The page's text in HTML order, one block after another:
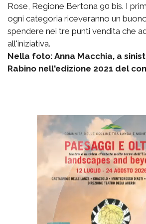
Rose, Regione Bertona 90 bis. I
ogni categoria riceveranno un
spendere nei tre punti vendita che
all'iniziativa.
Nella foto: Anna Macchia, a
Rabino nell'edizione 2021 del